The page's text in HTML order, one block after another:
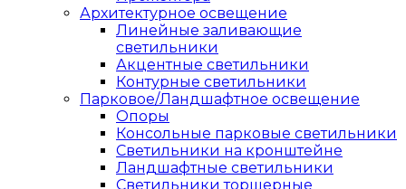
Архитектурное освещение
Линейные заливающие
светильники
Акцентные светильники
Контурные светильники
Парковое/Ландшафтное освещение
Опоры
Консольные парковые светильники
Светильники на кронштейне
Ландшафтные светильники
Светильники торшерные